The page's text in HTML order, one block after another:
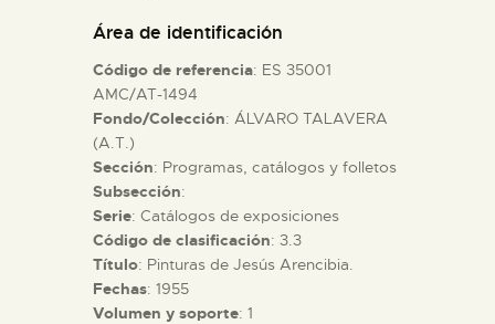
ACTIVIDADES
█
EL MUSEO
COLECCIONES
Área de identificación
Código de referencia: ES 35001
AMC/AT-1494
Fondo/Colección: ÁLVARO TALAVERA
(A.T.)
Sección: Programas, catálogos y folletos
Subsección:
Serie: Catálogos de exposiciones
Código de clasificación: 3.3
Título: Pinturas de Jesús Arencibia.
Fechas: 1955
Volumen y soporte: 1